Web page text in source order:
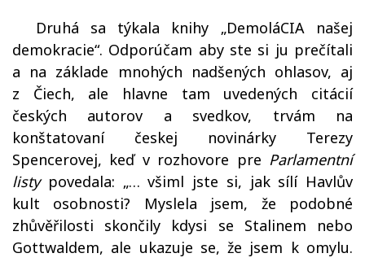
Druhá sa týkala knihy „DemoláCIA našej
demokracie“. Odporúčam aby ste si ju prečítali
a na základe mnohých nadšených ohlasov, aj
z Čiech, ale hlavne tam uvedených citácií
českých autorov a svedkov, trvám na
konštatovaní českej novinárky Terezy
Spencerovej, keď v rozhovore pre Parlamentní
listypovedala: „… všiml jste si, jak sílí Havlův
kult osobnosti? Myslela jsem, že podobné
zhůvěřilosti skončily kdysi se Stalinem nebo
Gottwaldem, ale ukazuje se, že jsem k omylu.